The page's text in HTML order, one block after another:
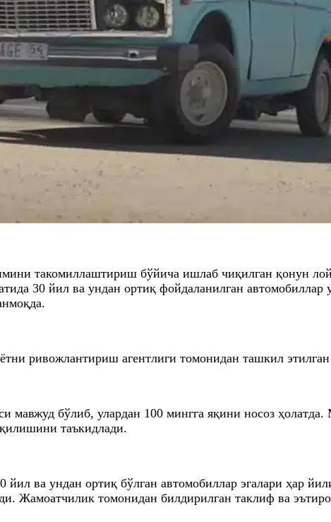
такомиллаштириш бўйича ишлаб чиқилган қонун
30 йил ва ундан ортиқ фойдаланилган автомобиллар
ривожлантириш агентлиги томонидан ташкил
бўлиб, улардан 100 мингга яқини носоз ҳолатда.
таъкидлади.
ва ундан ортиқ бўлган автомобиллар эгалари ҳар
Жамоатчилик томонидан билдирилган таклиф ва